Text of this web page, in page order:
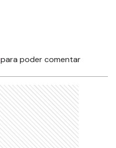
para poder comentar